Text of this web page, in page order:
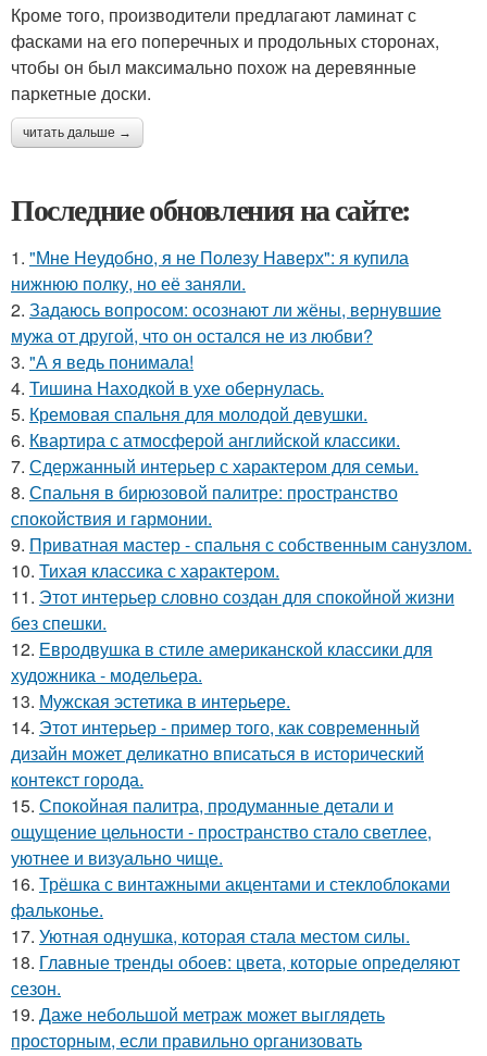
Кроме того, производители предлагают ламинат с
фасками на его поперечных и продольных сторонах,
чтобы он был максимально похож на деревянные
паркетные доски.
читать дальше →
Последние обновления на сайте:
1. "Мне Неудобно, я не Полезу Наверх": я купила
нижнюю полку, но её заняли.
2. Задаюсь вопросом: осознают ли жёны, вернувшие
мужа от другой, что он остался не из любви?
3. "А я ведь понимала!
4. Тишина Находкой в ухе обернулась.
5. Кремовая спальня для молодой девушки.
6. Квартира с атмосферой английской классики.
7. Сдержанный интерьер с характером для семьи.
8. Спальня в бирюзовой палитре: пространство
спокойствия и гармонии.
9. Приватная мастер - спальня с собственным санузлом.
10. Тихая классика с характером.
11. Этот интерьер словно создан для спокойной жизни
без спешки.
12. Евродвушка в стиле американской классики для
художника - модельера.
13. Мужская эстетика в интерьере.
14. Этот интерьер - пример того, как современный
дизайн может деликатно вписаться в исторический
контекст города.
15. Спокойная палитра, продуманные детали и
ощущение цельности - пространство стало светлее,
уютнее и визуально чище.
16. Трёшка с винтажными акцентами и стеклоблоками
фальконье.
17. Уютная однушка, которая стала местом силы.
18. Главные тренды обоев: цвета, которые определяют
сезон.
19. Даже небольшой метраж может выглядеть
просторным, если правильно организовать